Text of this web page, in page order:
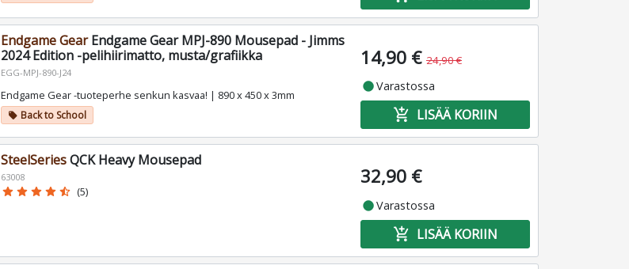
Endgame GearEndgame Gear MPJ-890 Mousepad - Jimms
2024 Edition -pelihiirimatto, musta/grafiikka
EGG-MPJ-890-J24
Endgame Gear -tuoteperhe senkun kasvaa! | 890 x 450 x 3mm
local_offer Back to School
14,90 € 24,90 €
fiber_manual_recordVarastossa
add_shopping_cart LISÄÄ KORIIN
SteelSeriesQCK Heavy Mousepad
63008
star star star star star_half (5)
32,90 €
fiber_manual_recordVarastossa
add_shopping_cart LISÄÄ KORIIN